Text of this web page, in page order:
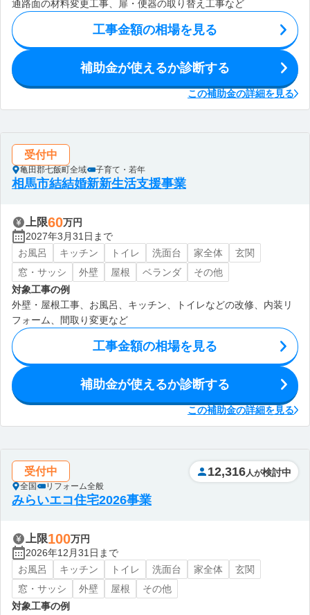
通路面の材料変更工事、扉・便器の取り替え工事など
工事金額の相場を見る
補助金が使えるか診断する
この補助金の詳細を見る
受付中
亀田郡七飯町全域 子育て・若年
相馬市結結婚新新生活支援事業
上限60万円
2027年3月31日まで
お風呂
キッチン トイレ 洗面台 家全体
玄関
窓・サッシ
外壁 屋根 ベランダ
その他
対象工事の例
外壁・屋根工事、お風呂、キッチン、トイレなどの改修、内装リ
フォーム、間取り変更など
工事金額の相場を見る
補助金が使えるか診断する
この補助金の詳細を見る
受付中
全国 リフォーム全般
12,316 人が検討中
みらいエコ住宅2026事業
上限100万円
2026年12月31日まで
お風呂
キッチン トイレ 洗面台 家全体
玄関
窓・サッシ
外壁 屋根
その他
対象工事の例